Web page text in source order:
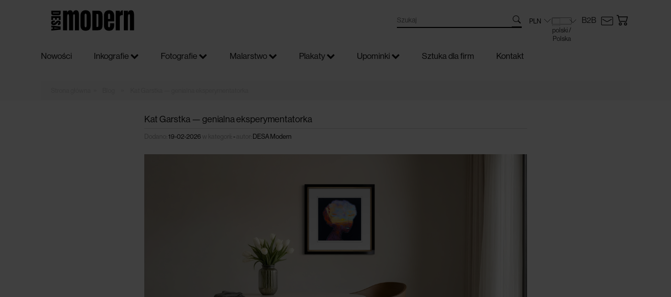
B2B
Nowości Inkografie Fotografie Malarstwo Plakaty Upominki Sztuka dla firm Kontakt
Kat Garstka — genialna eksperymentatorka
19-02-2026 -autor: DESA Modern